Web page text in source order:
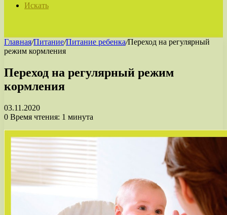
Искать
Главная/Питание/Питание ребенка/Переход на регулярный
режим кормления
Переход на регулярный режим
кормления
03.11.2020
0 Время чтения: 1 минута